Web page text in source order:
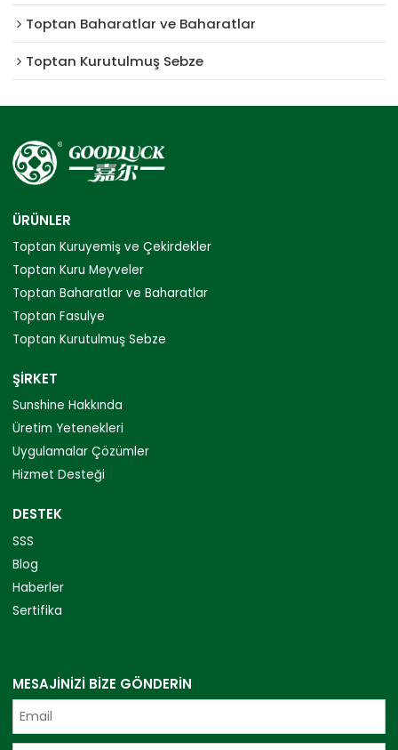
Toptan Baharatlar ve Baharatlar
Toptan Kurutulmuş Sebze
ÜRÜNLER
Toptan Kuruyemiş ve Çekirdekler
Toptan Kuru Meyveler
Toptan Baharatlar ve Baharatlar
Toptan Fasulye
Toptan Kurutulmuş Sebze
ŞIRKET
Sunshine Hakkında
Üretim Yetenekleri
Uygulamalar Çözümler
Hizmet Desteği
DESTEK
SSS
Blog
Haberler
Sertifika
MESAJINIZI BIZE GÖNDERIN